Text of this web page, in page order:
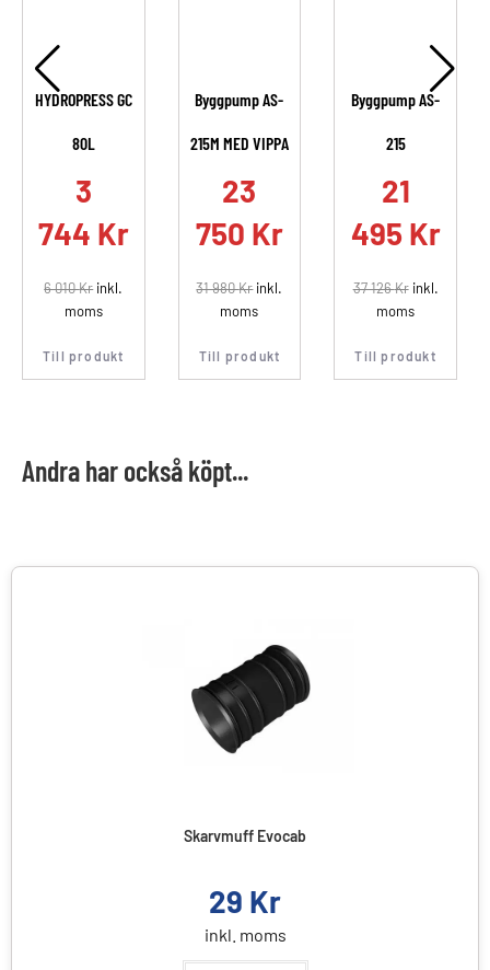
HYDROPRESS GC
80L
3
744 Kr
6 010Krinkl.
moms
Till produkt
Byggpump AS-
215M MED VIPPA
23
750 Kr
31 980Krinkl.
moms
Till produkt
Byggpump AS-
215
21
495 Kr
37 126Krinkl.
moms
Till produkt
Andra har också köpt...
Skarvmuff Evocab
29 Kr
inkl. moms